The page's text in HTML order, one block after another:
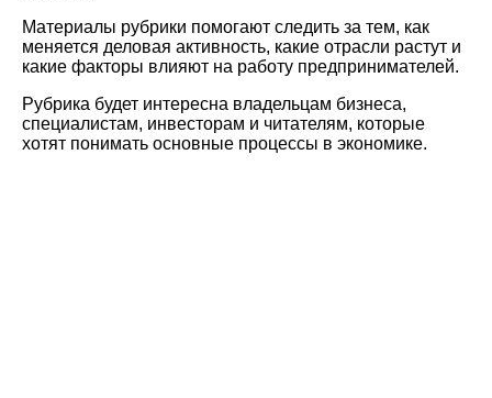
Материалы рубрики помогают следить за тем, как
меняется деловая активность, какие отрасли растут и
какие факторы влияют на работу предпринимателей.
Рубрика будет интересна владельцам бизнеса,
специалистам, инвесторам и читателям, которые
хотят понимать основные процессы в экономике.